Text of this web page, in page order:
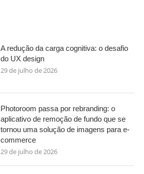
A redução da carga cognitiva: o desafio
do UX design
29 de julho de 2026
Photoroom passa por rebranding: o
aplicativo de remoção de fundo que se
tornou uma solução de imagens para e-
commerce
29 de julho de 2026